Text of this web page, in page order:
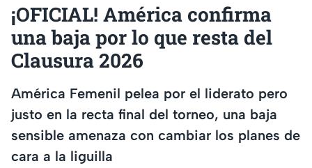
¡OFICIAL! América confirma
una baja por lo que resta del
Clausura 2026
América Femenil pelea por el liderato pero
justo en la recta final del torneo, una baja
sensible amenaza con cambiar los planes de
cara a la liguilla